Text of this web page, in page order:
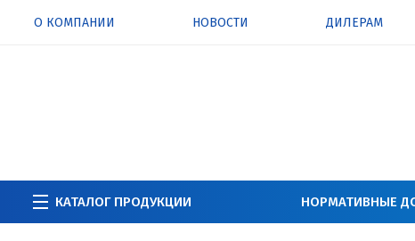
О КОМПАНИИ НОВОСТИ ДИЛЕРАМ
КАТАЛОГ ПРОДУКЦИИ НОРМАТИВНЫЕ